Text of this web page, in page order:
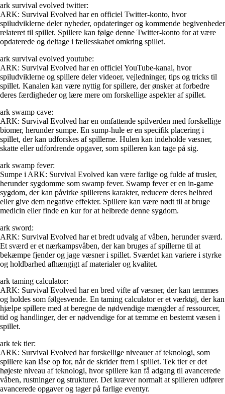
ark survival evolved twitter:
ARK: Survival Evolved har en officiel Twitter-konto, hvor
spiludviklerne deler nyheder, opdateringer og kommende begivenheder
relateret til spillet. Spillere kan følge denne Twitter-konto for at være
opdaterede og deltage i fællesskabet omkring spillet.
ark survival evolved youtube:
ARK: Survival Evolved har en officiel YouTube-kanal, hvor
spiludviklerne og spillere deler videoer, vejledninger, tips og tricks til
spillet. Kanalen kan være nyttig for spillere, der ønsker at forbedre
deres færdigheder og lære mere om forskellige aspekter af spillet.
ark swamp cave:
ARK: Survival Evolved har en omfattende spilverden med forskellige
biomer, herunder sumpe. En sump-hule er en specifik placering i
spillet, der kan udforskes af spillerne. Hulen kan indeholde væsner,
skatte eller udfordrende opgaver, som spilleren kan tage på sig.
ark swamp fever:
Sumpe i ARK: Survival Evolved kan være farlige og fulde af trusler,
herunder sygdomme som swamp fever. Swamp fever er en in-game
sygdom, der kan påvirke spillerens karakter, reducere deres helbred
eller give dem negative effekter. Spillere kan være nødt til at bruge
medicin eller finde en kur for at helbrede denne sygdom.
ark sword:
ARK: Survival Evolved har et bredt udvalg af våben, herunder sværd.
Et sværd er et nærkampsvåben, der kan bruges af spillerne til at
bekæmpe fjender og jage væsner i spillet. Sværdet kan variere i styrke
og holdbarhed afhængigt af materialer og kvalitet.
ark taming calculator:
ARK: Survival Evolved har en bred vifte af væsner, der kan tæmmes
og holdes som følgesvende. En taming calculator er et værktøj, der kan
hjælpe spillere med at beregne de nødvendige mængder af ressourcer,
tid og handlinger, der er nødvendige for at tæmme en bestemt væsen i
spillet.
ark tek tier:
ARK: Survival Evolved har forskellige niveauer af teknologi, som
spillere kan låse op for, når de skrider frem i spillet. Tek tier er det
højeste niveau af teknologi, hvor spillere kan få adgang til avancerede
våben, rustninger og strukturer. Det kræver normalt at spilleren udfører
avancerede opgaver og tager på farlige eventyr.